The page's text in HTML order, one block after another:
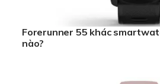
Forerunner 55 khác
nào?